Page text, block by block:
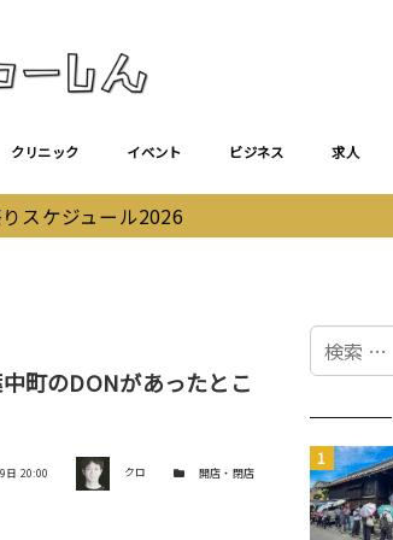
クリニック イベント ビジネス 求人
スケジュール2026
町のDONがあったとこ
日 20:00 著者 クロ カテゴリー開店・閉店
検